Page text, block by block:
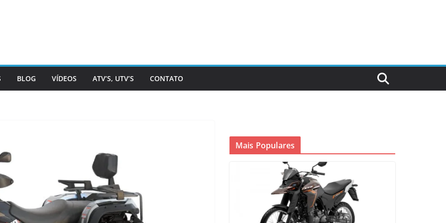
BLOG VÍDEOS ATV’S, UTV’S CONTATO
Mais Populares